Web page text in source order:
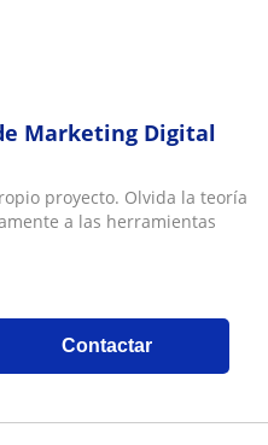
Marketing Digital
proyecto. Olvida la teoría
a las herramientas
Contactar